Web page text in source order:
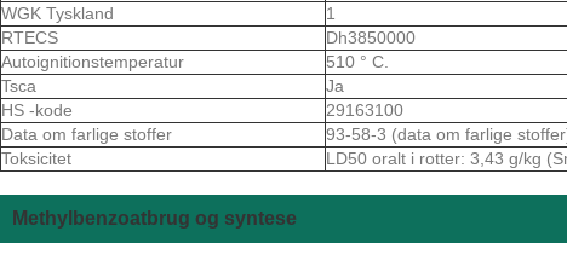
WGK Tyskland
1
RTECS
Dh3850000
Autoignitionstemperatur
510 ° C.
Tsca
Ja
HS -kode
29163100
Data om farlige stoffer
93-58-3 (data om farlige
Toksicitet
LD50 oralt i rotter: 3,43 g/kg
Methylbenzoatbrug og syntese